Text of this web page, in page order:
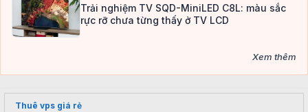
Trải nghiệm TV SQD-MiniLED C8L: màu sắc
rực rỡ chưa từng thấy ở TV LCD
Xem thêm
Thuê vps giá rẻ